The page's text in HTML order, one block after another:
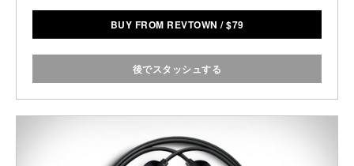
BUY FROM REVTOWN /$79
後でスタッシュする